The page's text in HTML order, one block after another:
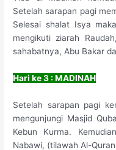
Setelah sarapan pagi
Selesai shalat Isya
mengikuti ziarah
sahabatnya, Abu Bakar
Hari ke 3 : MADINAH
Setelah sarapan pagi
mengunjungi Masjid
Kebun Kurma.
Nabawi, (tilawah Al-